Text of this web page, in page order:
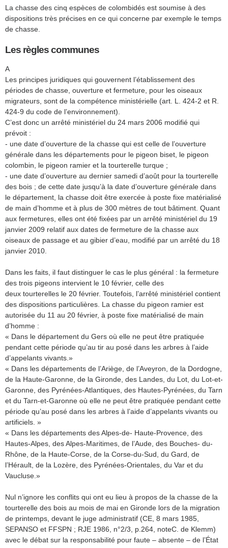
La chasse des cinq espèces de colombidés est soumise à des
dispositions très précises en ce qui concerne par exemple le temps
de chasse.
Les règles communes
A
Les principes juridiques qui gouvernent l’établissement des
périodes de chasse, ouverture et fermeture, pour les oiseaux
migrateurs, sont de la compétence ministérielle (art. L. 424-2 et R.
424-9 du code de l’environnement).
C’est donc un arrêté ministériel du 24 mars 2006 modifié qui
prévoit :
- une date d’ouverture de la chasse qui est celle de l’ouverture
générale dans les départements pour le pigeon biset, le pigeon
colombin, le pigeon ramier et la tourterelle turque ;
- une date d’ouverture au dernier samedi d’août pour la tourterelle
des bois ; de cette date jusqu’à la date d’ouverture générale dans
le département, la chasse doit être exercée à poste fixe matérialisé
de main d’homme et à plus de 300 mètres de tout bâtiment. Quant
aux fermetures, elles ont été fixées par un arrêté ministériel du 19
janvier 2009 relatif aux dates de fermeture de la chasse aux
oiseaux de passage et au gibier d’eau, modifié par un arrêté du 18
janvier 2010.
Dans les faits, il faut distinguer le cas le plus général : la fermeture
des trois pigeons intervient le 10 février, celle des
deux tourterelles le 20 février. Toutefois, l’arrêté ministériel contient
des dispositions particulières. La chasse du pigeon ramier est
autorisée du 11 au 20 février, à poste fixe matérialisé de main
d’homme :
« Dans le département du Gers où elle ne peut être pratiquée
pendant cette période qu’au tir au posé dans les arbres à l’aide
d’appelants vivants.»
« Dans les départements de l’Ariège, de l’Aveyron, de la Dordogne,
de la Haute-Garonne, de la Gironde, des Landes, du Lot, du Lot-et-
Garonne, des Pyrénées-Atlantiques, des Hautes-Pyrénées, du Tarn
et du Tarn-et-Garonne où elle ne peut être pratiquée pendant cette
période qu’au posé dans les arbres à l’aide d’appelants vivants ou
artificiels. »
« Dans les départements des Alpes-de- Haute-Provence, des
Hautes-Alpes, des Alpes-Maritimes, de l’Aude, des Bouches- du-
Rhône, de la Haute-Corse, de la Corse-du-Sud, du Gard, de
l’Hérault, de la Lozère, des Pyrénées-Orientales, du Var et du
Vaucluse.»
Nul n’ignore les conflits qui ont eu lieu à propos de la chasse de la
tourterelle des bois au mois de mai en Gironde lors de la migration
de printemps, devant le juge administratif (CE, 8 mars 1985,
SEPANSO et FFSPN ; RJE 1986, n°2/3, p.264, noteC. de Klemm)
avec le débat sur la responsabilité pour faute – absente – de l’État